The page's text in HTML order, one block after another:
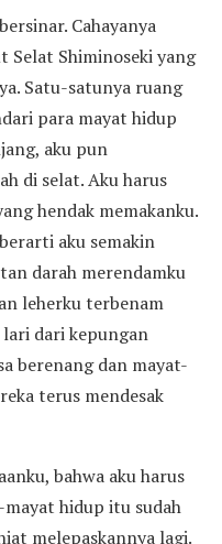
Cahayanya
Selat Shiminoseki yang
Satu-satunya ruang
para mayat hidup
aku pun
di selat. Aku harus
hendak memakanku.
aku semakin
darah merendamku
leherku terbenam
dari kepungan
berenang dan mayat-
terus mendesak
bahwa aku harus
hidup itu sudah
melepaskannya lagi.